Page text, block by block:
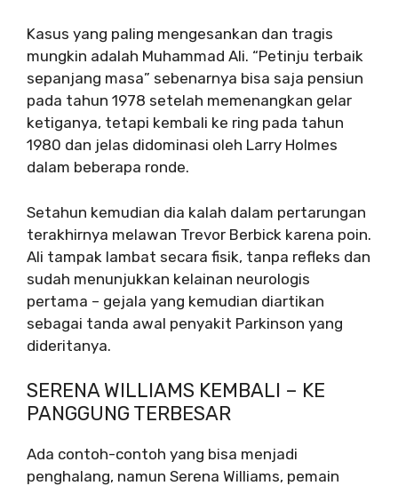
Kasus yang paling mengesankan dan tragis
mungkin adalah Muhammad Ali. “Petinju terbaik
sepanjang masa” sebenarnya bisa saja pensiun
pada tahun 1978 setelah memenangkan gelar
ketiganya, tetapi kembali ke ring pada tahun
1980 dan jelas didominasi oleh Larry Holmes
dalam beberapa ronde.
Setahun kemudian dia kalah dalam pertarungan
terakhirnya melawan Trevor Berbick karena poin.
Ali tampak lambat secara fisik, tanpa refleks dan
sudah menunjukkan kelainan neurologis
pertama – gejala yang kemudian diartikan
sebagai tanda awal penyakit Parkinson yang
dideritanya.
SERENA WILLIAMS KEMBALI – KE
PANGGUNG TERBESAR
Ada contoh-contoh yang bisa menjadi
penghalang, namun Serena Williams, pemain